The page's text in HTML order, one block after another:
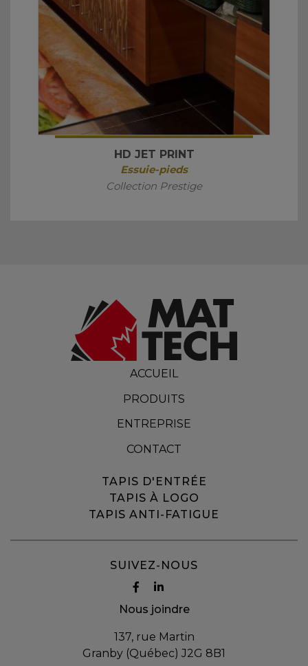
HD JET PRINT
Essuie-pieds
Collection Prestige
ACCUEIL
PRODUITS
ENTREPRISE
CONTACT
TAPIS D'ENTRÉE
TAPIS À LOGO
TAPIS ANTI-FATIGUE
SUIVEZ-NOUS
Nous joindre
137, rue Martin
Granby (Québec) J2G 8B1